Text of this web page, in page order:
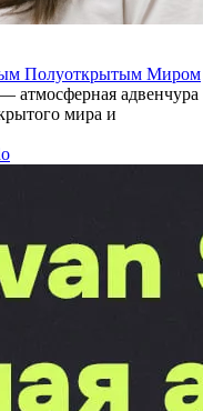
Полуоткрытым Миром
атмосферная адвенчура
мира и